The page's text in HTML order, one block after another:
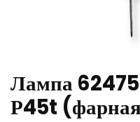
Лампа
Р45t